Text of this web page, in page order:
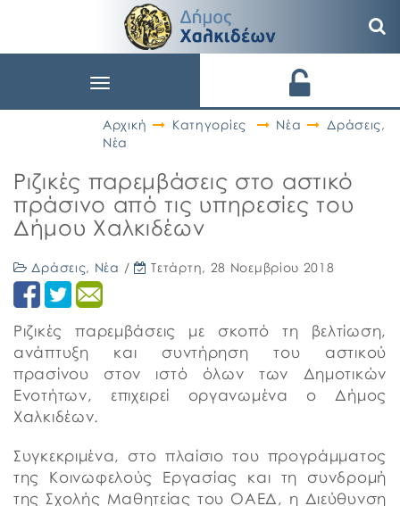
Toggle
Αρχική
Κατηγορίες Νέα Δράσεις,
Νέα
Ριζικές παρεμβάσεις στο αστικό
πράσινο από τις υπηρεσίες του
Δήμου Χαλκιδέων
Δράσεις, Νέα / Τετάρτη, 28 Νοεμβρίου 2018
Ριζικές παρεμβάσεις με σκοπό τη βελτίωση,
ανάπτυξη και συντήρηση του αστικού
πρασίνου στον ιστό όλων των Δημοτικών
Ενοτήτων, επιχειρεί οργανωμένα ο Δήμος
Χαλκιδέων.
Συγκεκριμένα, στο πλαίσιο του προγράμματος
της Κοινωφελούς Εργασίας και τη συνδρομή
της Σχολής Μαθητείας του ΟΑΕΔ, η Διεύθυνση